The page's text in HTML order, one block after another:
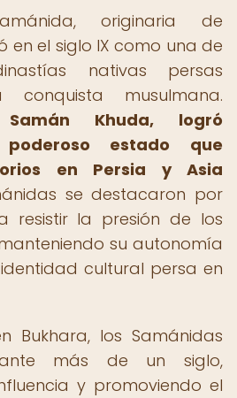
originaria de
en el siglo IX como una de
nativas persas
musulmana.
Khuda, logró
estado que
en Persia y Asia
se destacaron por
resistir la presión de los
su autonomía
cultural persa en
Bukhara, los Samánidas
más de un siglo,
y promoviendo el